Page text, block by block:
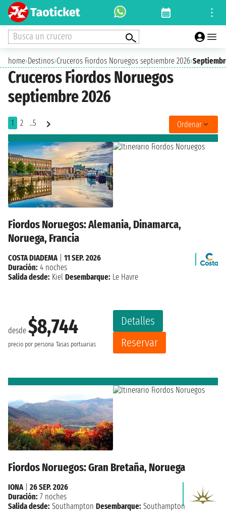
Busca un crucero
home›Destinos›Cruceros Fiordos Noruegos septiembre 2026›
Cruceros Fiordos Noruegos
septiembre 2026
1 2 ..5 Ordenar
Fiordos Noruegos: Alemania, Dinamarca,
Noruega, Francia
desde $8,744
precio por persona Tasas portuarias
Detalles
Reservar
COSTA DIADEMA
11 SEP. 2026
Duración: 4 noches
Salida desde: Kiel Desembarque: Le Havre
Fiordos Noruegos: Gran Bretaña, Noruega
IONA| 26 SEP. 2026
Duración: 7 noches
Salida desde: Southampton Desembarque: Southampton